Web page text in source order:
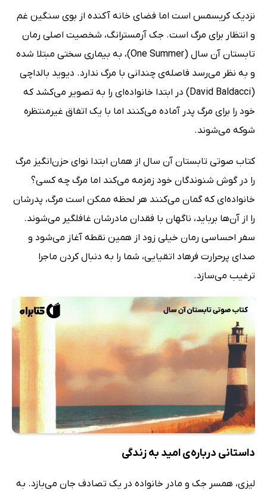
نزدیک کریسمس است اما فضای خانه آکنده از بوی سنگین غم
و انتظار برای مرگ است. جک آرمسترانگ، شخصیت اصلی رمان
تابستان آن سال (One Summer)، به بیماری سختی مبتلا شده
و به نظر می‌رسد فاصله‌ی چندانی با مرگ ندارد. دیوید بالداچی
(David Baldacci) در ابتدا خانواده‌ای را به تصویر می‌کشد که
خود را برای مرگ پدر آماده می‌کنند اما با یک اتفاق غیرمنتظره
شوکه می‌شوند.
کتاب صوتی تابستان آن سال از همان ابتدا نوای حزن‌انگیز مرگ
را در گوش شنوندگان خود زمزمه می‌کند اما مرگ چه کسی؟
خانواده‌ای که گمان می‌کنند هر لحظه ممکن است مرگ، پدرشان
را از آن‌ها برباید، ناگهان با فقدان مادرشان غافلگیر می‌شوند.
سفر احساسی رمان خیلی زود از همین نقطه آغاز می‌شود و
صدای پرحرارت فرهاد اتقیایی، شما را به دنبال کردن ماجرا
ترغیب می‌سازد.
داستانی درباره‌ی امید به زندگی
لیزی، همسر جک و مادر خانواده در یک تصادف جان می‌بازد. به